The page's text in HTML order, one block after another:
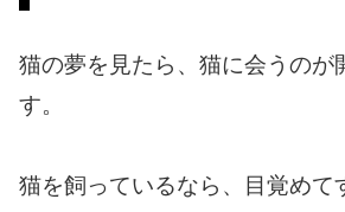
猫の夢を見たら、猫に会うのが
す。
猫を飼っているなら、目覚めて